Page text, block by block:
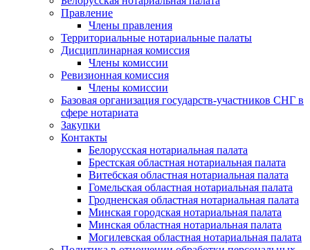
Правление
Члены правления
Территориальные нотариальные палаты
Дисциплинарная комиссия
Члены комиссии
Ревизионная комиссия
Члены комиссии
Базовая организация государств-участников СНГ в
сфере нотариата
Закупки
Контакты
Белорусская нотариальная палата
Брестская областная нотариальная палата
Витебская областная нотариальная палата
Гомельская областная нотариальная палата
Гродненская областная нотариальная палата
Минская городская нотариальная палата
Минская областная нотариальная палата
Могилевская областная нотариальная палата